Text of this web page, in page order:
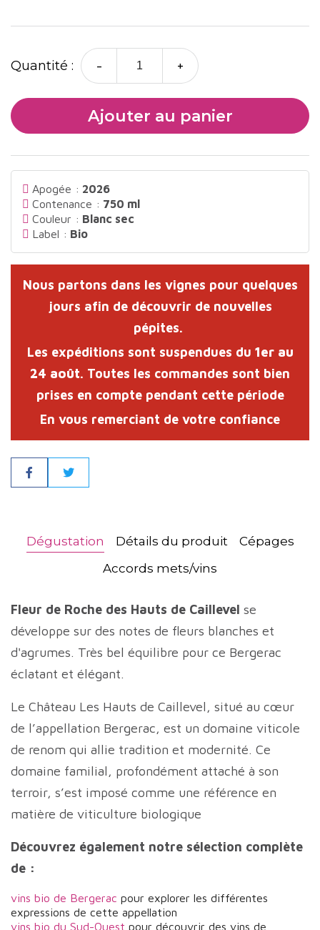
Quantité : - +
Ajouter au panier
Apogée : 2026
Contenance : 750 ml
Couleur : Blanc sec
Label : Bio
Nous partons dans les vignes pour quelques
jours afin de découvrir de nouvelles
pépites.
Les expéditions sont suspendues du 1er au
24 août. Toutes les commandes sont bien
prises en compte pendant cette période
En vous remerciant de votre confiance
Partager
Dégustation
Fleur de Roche des Hauts de Caillevel se
développe sur des notes de fleurs blanches et
d'agrumes. Très bel équilibre pour ce Bergerac
éclatant et élégant.
Le Château Les Hauts de Caillevel, situé au cœur
de l’appellation Bergerac, est un domaine viticole
de renom qui allie tradition et modernité. Ce
domaine familial, profondément attaché à son
terroir, s’est imposé comme une référence en
matière de viticulture biologique
Découvrez également notre sélection complète
de :
vins bio de Bergerac pour explorer les différentes
expressions de cette appellation
vins bio du Sud-Ouest pour découvrir des vins de
Détails du produit
Cépages
Accords mets/vins